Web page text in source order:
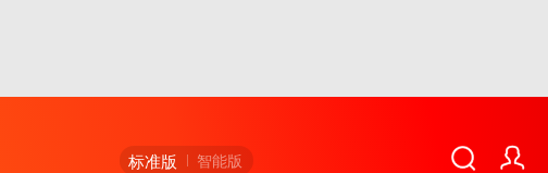
标准版 智能版